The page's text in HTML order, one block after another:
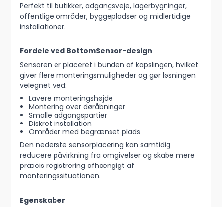
Perfekt til butikker, adgangsveje, lagerbygninger,
offentlige områder, byggepladser og midlertidige
installationer.
Fordele ved BottomSensor-design
Sensoren er placeret i bunden af kapslingen, hvilket
giver flere monteringsmuligheder og gør løsningen
velegnet ved:
Lavere monteringshøjde
Montering over døråbninger
Smalle adgangspartier
Diskret installation
Områder med begrænset plads
Den nederste sensorplacering kan samtidig
reducere påvirkning fra omgivelser og skabe mere
præcis registrering afhængigt af
monteringssituationen.
Egenskaber